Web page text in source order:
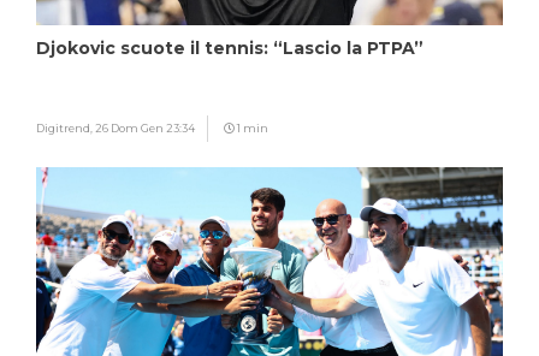
Djokovic scuote il tennis: “Lascio la PTPA”
Digitrend, 26 Dom Gen 23:34 1 min